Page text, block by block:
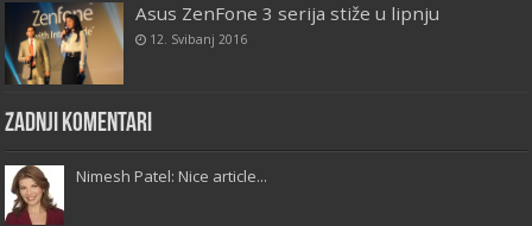
Asus ZenFone 3 serija stiže u lipnju
12. Svibanj 2016
Zadnji komentari
Nimesh Patel: Nice article...